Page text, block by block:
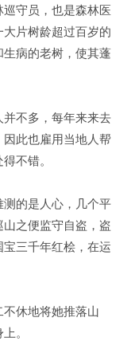
守员，也是森林医
片树龄超过百岁的
病的老树，使其蓬
不多，每年来来去
此也雇用当地人帮
不错。
的是人心，几个平
之便监守自盗，盗
三千年红桧，在运
休地将她推落山
。